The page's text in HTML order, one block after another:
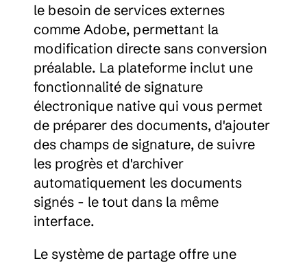
le besoin de services externes
comme Adobe, permettant la
modification directe sans conversion
préalable. La plateforme inclut une
fonctionnalité de signature
électronique native qui vous permet
de préparer des documents, d'ajouter
des champs de signature, de suivre
les progrès et d'archiver
automatiquement les documents
signés - le tout dans la même
interface.
Le système de partage offre une